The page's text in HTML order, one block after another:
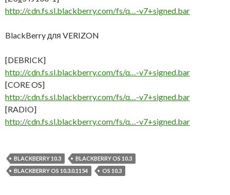
http://cdn.fs.sl.blackberry.com/fs/q…-v7+signed.bar
BlackBerry для VERIZON
[DEBRICK]
http://cdn.fs.sl.blackberry.com/fs/q…-v7+signed.bar
[CORE OS]
http://cdn.fs.sl.blackberry.com/fs/q…-v7+signed.bar
[RADIO]
http://cdn.fs.sl.blackberry.com/fs/q…-v7+signed.bar
BLACKBERRY 10.3
BLACKBERRY OS 10.3
BLACKBERRY OS 10.3.0.1154
OS 10.3